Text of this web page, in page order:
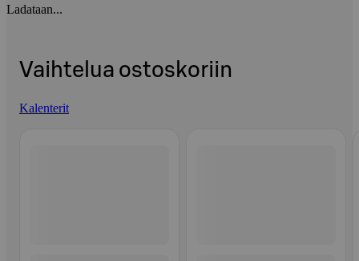
Ladataan...
Vaihtelua ostoskoriin
Kalenterit